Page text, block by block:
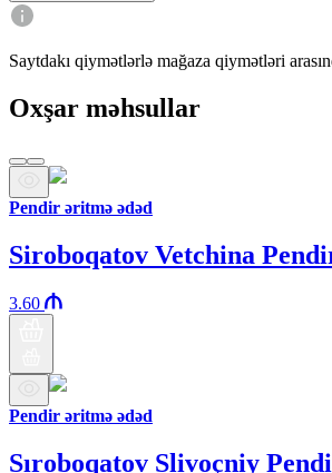
Saytdakı qiymətlərlə mağaza qiymətləri
Oxşar məhsullar
Pendir əritmə ədəd
Siroboqatov Vetchina
3.60
Pendir əritmə ədəd
Sıroboqatov Slivoçniy